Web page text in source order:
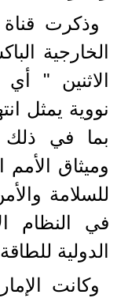
وذكرت قناة
الخارجية
الاثنين "
نووية يمثل
بما في ذلك
وميثاق الأمم
للسلامة
في النظام
الدولية
وكانت